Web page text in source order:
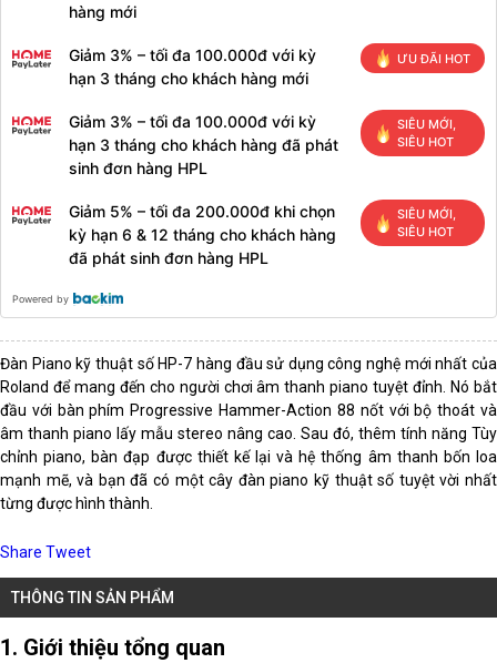
hàng mới
Giảm 3% – tối đa 100.000đ với kỳ
hạn 3 tháng cho khách hàng mới
ƯU ĐÃI HOT
Giảm 3% – tối đa 100.000đ với kỳ
hạn 3 tháng cho khách hàng đã phát
sinh đơn hàng HPL
SIÊU MỚI,
SIÊU HOT
Giảm 5% – tối đa 200.000đ khi chọn
kỳ hạn 6 & 12 tháng cho khách hàng
đã phát sinh đơn hàng HPL
SIÊU MỚI,
SIÊU HOT
Powered by
Đàn Piano kỹ thuật số HP-7 hàng đầu sử dụng công nghệ mới nhất của
Roland để mang đến cho người chơi âm thanh piano tuyệt đỉnh. Nó bắt
đầu với bàn phím Progressive Hammer-Action 88 nốt với bộ thoát và
âm thanh piano lấy mẫu stereo nâng cao. Sau đó, thêm tính năng Tùy
chỉnh piano, bàn đạp được thiết kế lại và hệ thống âm thanh bốn loa
mạnh mẽ, và bạn đã có một cây đàn piano kỹ thuật số tuyệt vời nhất
từng được hình thành.
Share Tweet
THÔNG TIN SẢN PHẨM
1. Giới thiệu tổng quan